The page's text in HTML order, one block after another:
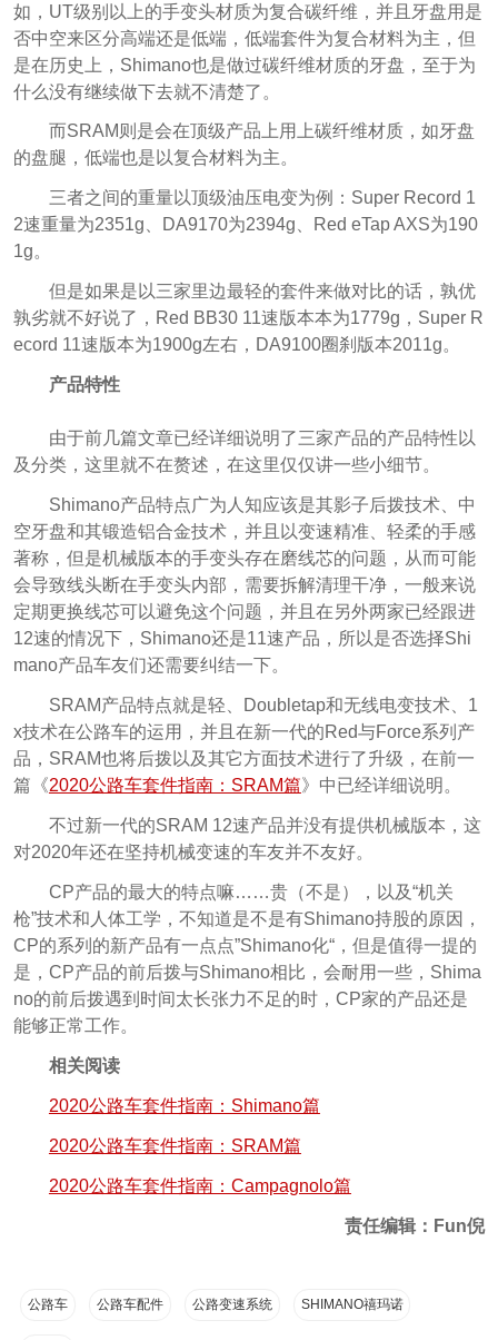
如，UT级别以上的手变头材质为复合碳纤维，并且牙盘用是
否中空来区分高端还是低端，低端套件为复合材料为主，但
是在历史上，Shimano也是做过碳纤维材质的牙盘，至于为
什么没有继续做下去就不清楚了。
而SRAM则是会在顶级产品上用上碳纤维材质，如牙盘
的盘腿，低端也是以复合材料为主。
三者之间的重量以顶级油压电变为例：Super Record 1
2速重量为2351g、DA9170为2394g、Red eTap AXS为190
1g。
但是如果是以三家里边最轻的套件来做对比的话，孰优
孰劣就不好说了，Red BB30 11速版本本为1779g，Super R
ecord 11速版本为1900g左右，DA9100圈刹版本2011g。
产品特性
由于前几篇文章已经详细说明了三家产品的产品特性以
及分类，这里就不在赘述，在这里仅仅讲一些小细节。
Shimano产品特点广为人知应该是其影子后拨技术、中
空牙盘和其锻造铝合金技术，并且以变速精准、轻柔的手感
著称，但是机械版本的手变头存在磨线芯的问题，从而可能
会导致线头断在手变头内部，需要拆解清理干净，一般来说
定期更换线芯可以避免这个问题，并且在另外两家已经跟进
12速的情况下，Shimano还是11速产品，所以是否选择Shi
mano产品车友们还需要纠结一下。
SRAM产品特点就是轻、Doubletap和无线电变技术、1
x技术在公路车的运用，并且在新一代的Red与Force系列产
品，SRAM也将后拨以及其它方面技术进行了升级，在前一
篇《2020公路车套件指南：SRAM篇》中已经详细说明。
不过新一代的SRAM 12速产品并没有提供机械版本，这
对2020年还在坚持机械变速的车友并不友好。
CP产品的最大的特点嘛……贵（不是），以及“机关
枪”技术和人体工学，不知道是不是有Shimano持股的原因，
CP的系列的新产品有一点点”Shimano化“，但是值得一提的
是，CP产品的前后拨与Shimano相比，会耐用一些，Shima
no的前后拨遇到时间太长张力不足的时，CP家的产品还是
能够正常工作。
相关阅读
2020公路车套件指南：Shimano篇
2020公路车套件指南：SRAM篇
2020公路车套件指南：Campagnolo篇
责任编辑：Fun倪
公路车 公路车配件 公路变速系统 SHIMANO禧玛诺